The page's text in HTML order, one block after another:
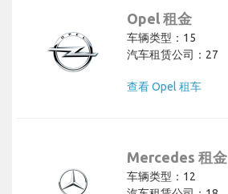
Opel 租金
车辆类型：15
汽车租赁公司：27
查看 Opel 租车
Mercedes 租金
车辆类型：12